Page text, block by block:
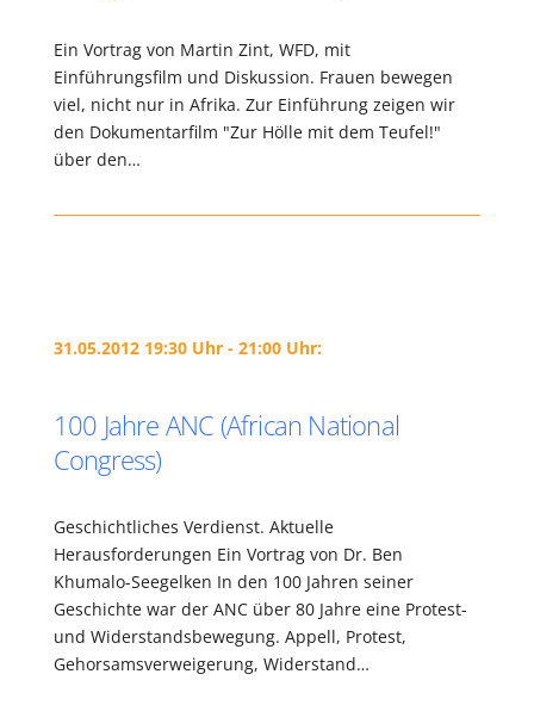
Ein Vortrag von Martin Zint, WFD, mit
Einführungsfilm und Diskussion. Frauen bewegen
viel, nicht nur in Afrika. Zur Einführung zeigen wir
den Dokumentarfilm "Zur Hölle mit dem Teufel!"
über den…
31.05.2012 19:30 Uhr - 21:00 Uhr:
100 Jahre ANC (African National
Congress)
Geschichtliches Verdienst. Aktuelle
Herausforderungen Ein Vortrag von Dr. Ben
Khumalo-Seegelken In den 100 Jahren seiner
Geschichte war der ANC über 80 Jahre eine Protest-
und Widerstandsbewegung. Appell, Protest,
Gehorsamsverweigerung, Widerstand…